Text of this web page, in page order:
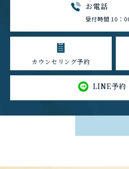
お電話
受付時間 10：
カウンセリング予約
LINE予約